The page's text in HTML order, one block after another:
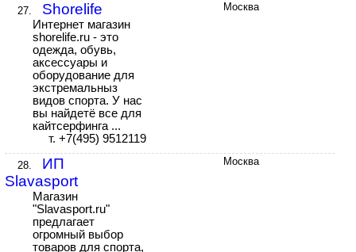
27. Shorelife
Интернет магазин
shorelife.ru - это
одежда, обувь,
аксессуары и
оборудование для
экстремальныз
видов спорта. У нас
вы найдетё все для
кайтсерфинга ...
т. +7(495) 9512119
Москва
28.
ИП
Slavasport
Магазин
"Slavasport.ru"
предлагает
огромный выбор
товаров для спорта,
Москва